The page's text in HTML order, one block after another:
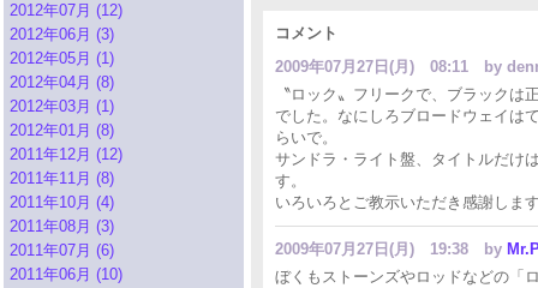
2012年07月 (12)
2012年06月 (3)
2012年05月 (1)
2012年04月 (8)
2012年03月 (1)
2012年01月 (8)
2011年12月 (12)
2011年11月 (8)
2011年10月 (4)
2011年08月 (3)
2011年07月 (6)
2011年06月 (10)
コメント
2009年07月27日(月) 08:11 by
〝ロック〟フリークで、ブラック
でした。なにしろブロードウェイは
らいで。
サンドラ・ライト盤、タイトルだけ
す。
いろいろとご教示いただき感謝しま
2009年07月27日(月) 19:38 by
ぼくもストーンズやロッドなどの「